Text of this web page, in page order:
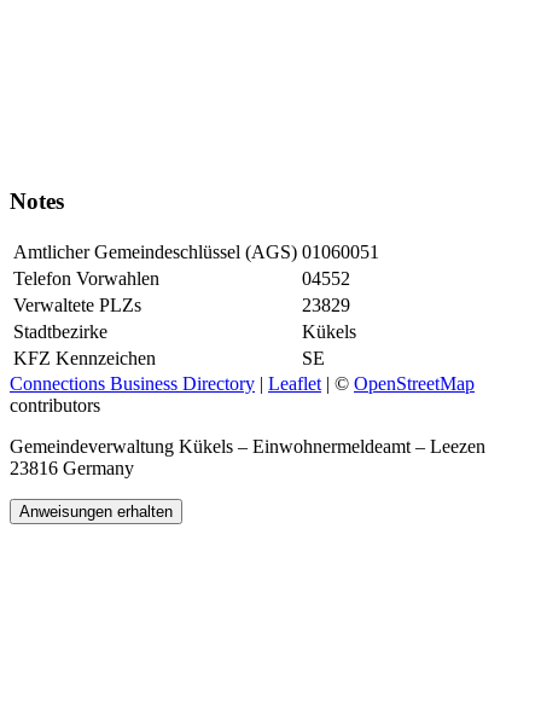
Notes
Amtlicher Gemeindeschlüssel (AGS) 01060051
Telefon Vorwahlen
04552
Verwaltete PLZs
23829
Stadtbezirke
Kükels
KFZ Kennzeichen
SE
Connections Business Directory | Leaflet | © OpenStreetMap
contributors
Gemeindeverwaltung Kükels – Einwohnermeldeamt – Leezen
23816 Germany
Anweisungen erhalten